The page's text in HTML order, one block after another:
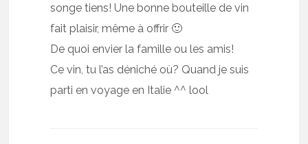
songe tiens! Une bonne bouteille de vin
fait plaisir, même à offrir 🙂
De quoi envier la famille ou les amis!
Ce vin, tu l’as déniché où? Quand je suis
parti en voyage en Italie ^^ lool